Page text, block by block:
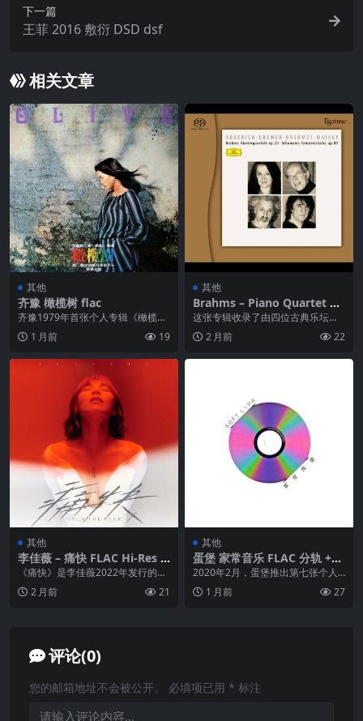
下一篇
王菲 2016 敷衍 DSD dsf
相关文章
其他
齐豫 橄榄树 flac
齐豫1979年首张个人专辑《橄榄
树》，由李泰祥制作、三毛等诗人
作词 。专辑融合古...
1 月前 19
其他
Brahms – Piano Quartet N
o. 1, Schumann – Fantasies
tucke Op. 88 – Martha Arg
erich, Gidon Kremer, Yuri B
这张专辑收录了由四位古典乐坛巨
星——钢琴家玛尔塔·阿格里奇 (Ma
rtha Ar...
2 月前 22
其他
李佳薇 – 痛快 FLAC Hi-Res 2
4bit 48kHz
《痛快》是李佳薇2022年发行的第
五张华语专辑，也是她睽违四年的
力作 。专辑定调...
2 月前 21
其他
蛋堡 家常音乐 FLAC 分轨 +
整轨
2020年2月，蛋堡推出第七张个人
专辑《家常音乐》，也是其离开颜
社自组任性的人工...
1 月前 27
评论(0)
您的邮箱地址不会被公开。 必填项已用 * 标注